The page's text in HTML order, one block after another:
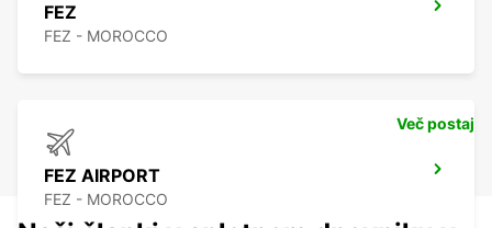
FEZ
FEZ - MOROCCO
FEZ AIRPORT
FEZ - MOROCCO
Več postaj